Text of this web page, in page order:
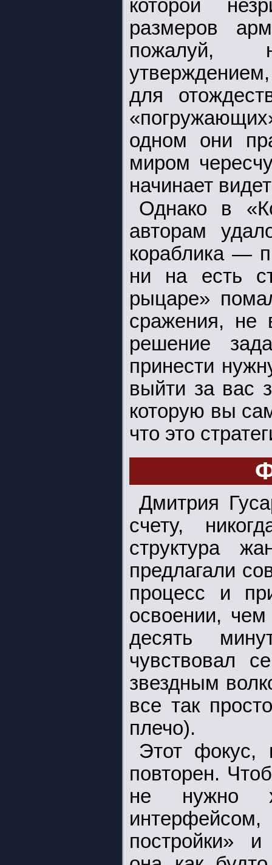
которой
размеров
пожалуй,
для
одном они
миром
начинает
Однако в
авторам
кораблика —
ни на есть
рыцаре»
сражения, не
решение
принести
выйти за вас
которую вы
что это
Дмитрия
счету,
структура
предлагали
процесс и
освоении,
десять
чувствовал
звездным
все так
плечо).
Этот фокус,
повторен.
не нужно
постройки»